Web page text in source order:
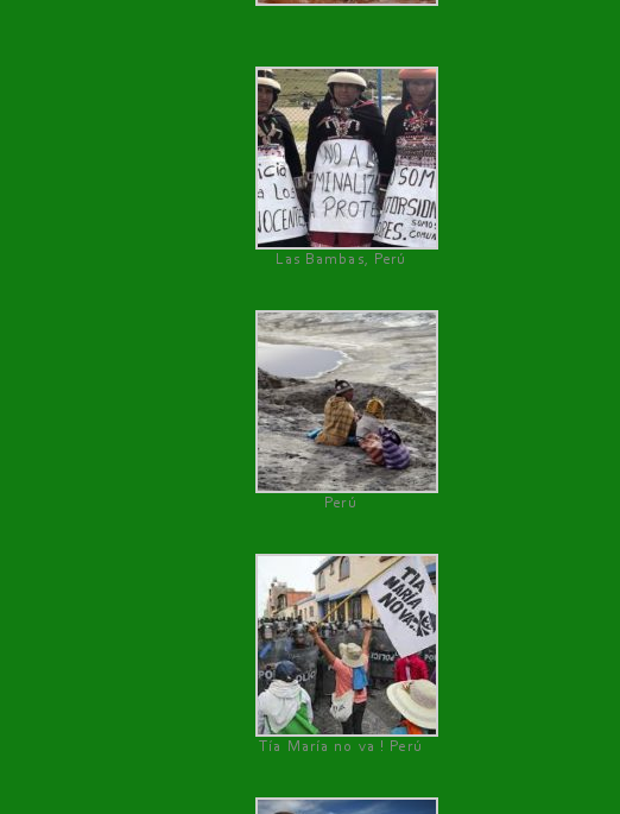
Las Bambas, Perú
Perú
Tía María no va ! Perú